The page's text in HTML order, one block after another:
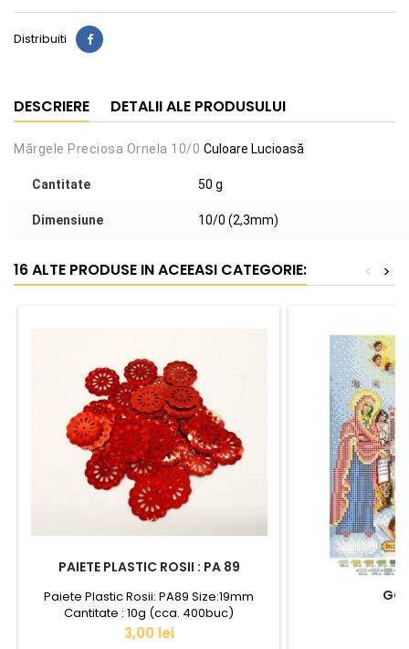
Distribuiti
DESCRIERE DETALII ALE PRODUSULUI
Mărgele Preciosa Ornela 10/0 Culoare Lucioasă
Cantitate 50 g
Dimensiune 10/0 (2,3mm)
16 ALTE PRODUSE IN ACEEASI CATEGORIE: >
<
PAIETE PLASTIC ROSII : PA 89
Paiete Plastic Rosii: PA89 Size:19mm
Cantitate : 10g (cca. 400buc)
Pret
3,00 lei